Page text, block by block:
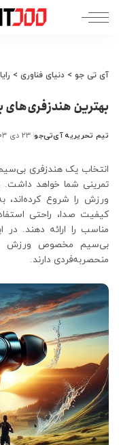
آی تی جو > دنیای فناوری >
بهترین هندزفری‌های
ارسال
توسط
تیم تحریریه آی‌تی‌جو ۲۳ دی ۱۴۰۳
انتخاب یک هندزفری
تمرینی شما خواهد داشت.
ورزش را شروع کرده‌اند،
کیفیت صدا، راحتی
مناسب را ارائه دهند. در
بی‌سیم مخصوص ورزش
منحصربه‌فردی دارند.